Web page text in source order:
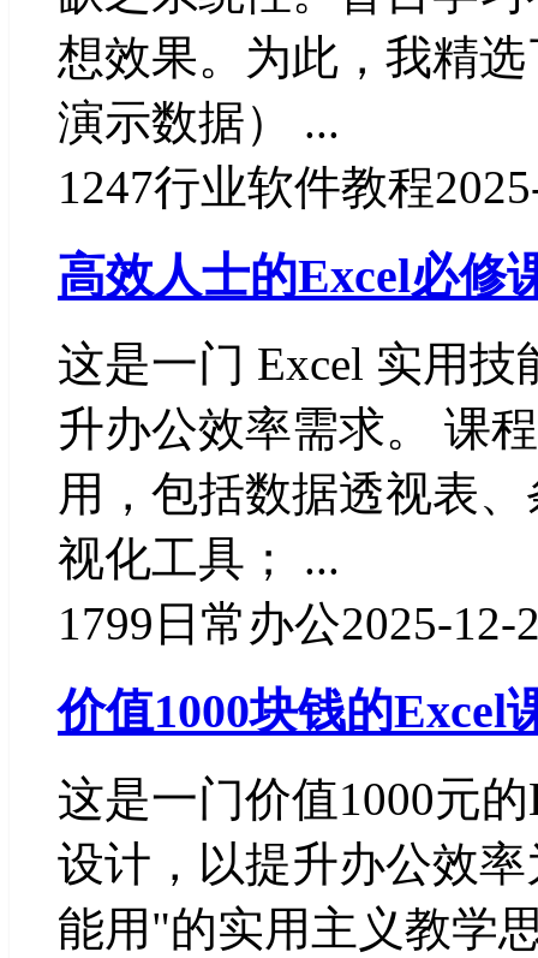
想效果。为此，我精
演示数据） ...
1247行业软件教程
高效人士的Excel必修
这是一门 Excel 实用
升办公效率需求。 课
用，包括数据透视表
视化工具； ...
1799 日常办公2025-12-
价值1000块钱的Excel
这是一门价值1000元
设计，以提升办公效
能用"的实用主义教学